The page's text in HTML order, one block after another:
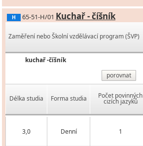
H 65-51-H/01 Kuchař - číšník
Zaměření nebo Školní vzdělávací program (ŠVP)
kuchař -číšník
porovnat
Délka studia Forma studia Počet povinných
cizích jazyků
3,0 Denní 1